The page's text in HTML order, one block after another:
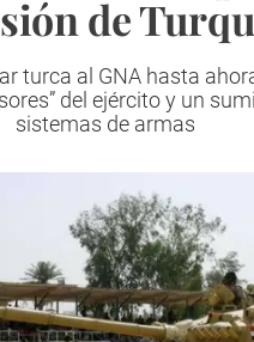
de
turca al GNA hasta
del ejército y un
sistemas de armas